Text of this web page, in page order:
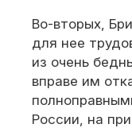
Во-вторых,
для нее
из очень
вправе им
России, на